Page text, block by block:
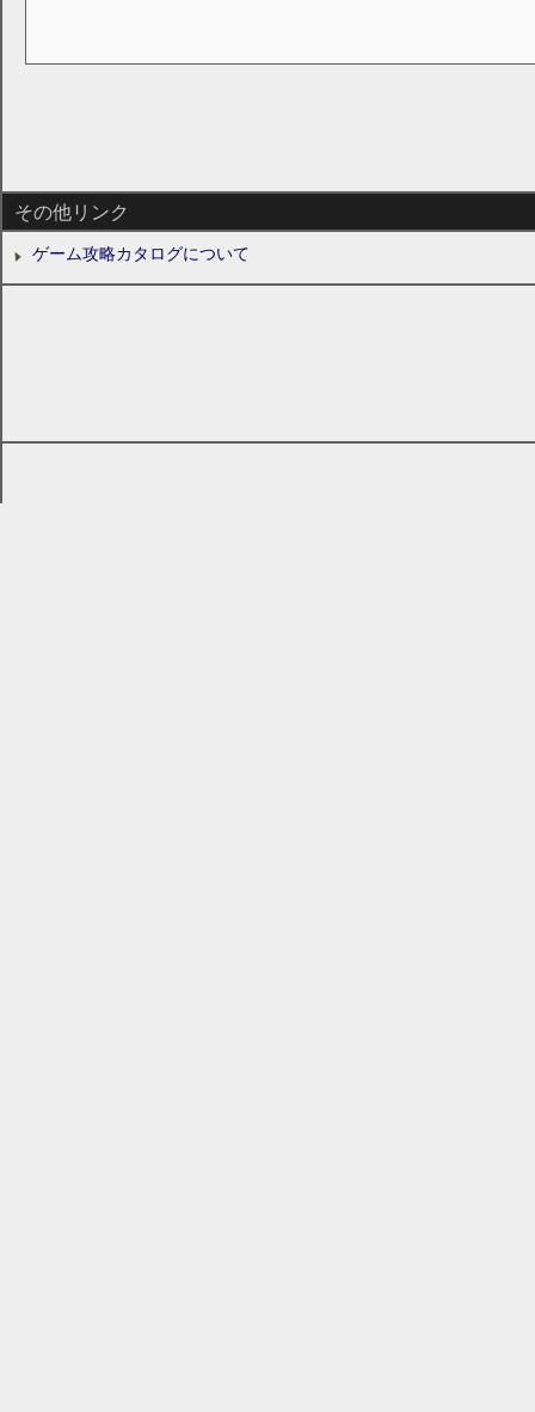
その他リンク
ゲーム攻略カタログについて